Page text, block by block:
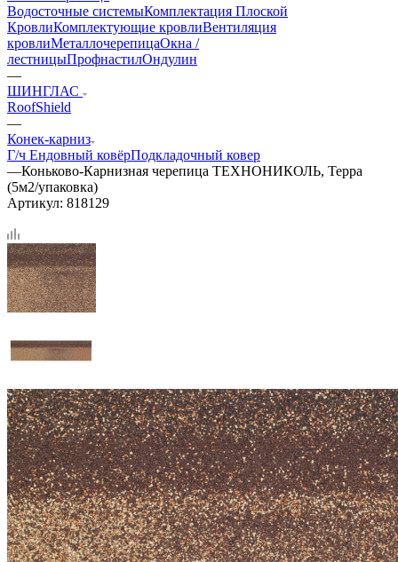
Водосточные системыКомплектация Плоской
КровлиКомплектующие кровлиВентиляция
кровлиМеталлочерепицаОкна /
лестницыПрофнастилОндулин
—
ШИНГЛАС
RoofShield
—
Конек-карниз
Г/ч Ендовный ковёрПодкладочный ковер
—Коньково-Карнизная черепица ТЕХНОНИКОЛЬ, Терра
(5м2/упаковка)
Артикул: 818129